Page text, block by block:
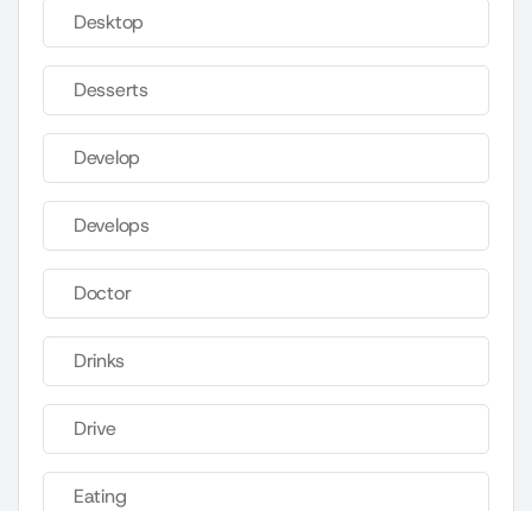
Desktop
Desserts
Develop
Develops
Doctor
Drinks
Drive
Eating